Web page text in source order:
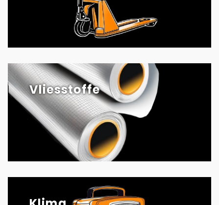
Vliesstoffe